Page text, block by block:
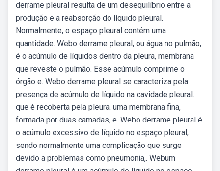
derrame pleural resulta de um desequilíbrio entre a
produção e a reabsorção do líquido pleural.
Normalmente, o espaço pleural contém uma
quantidade. Webo derrame pleural, ou água no pulmão,
é o acúmulo de líquidos dentro da pleura, membrana
que reveste o pulmão. Esse acúmulo comprime o
órgão e. Webo derrame pleural se caracteriza pela
presença de acúmulo de líquido na cavidade pleural,
que é recoberta pela pleura, uma membrana fina,
formada por duas camadas, e. Webo derrame pleural é
o acúmulo excessivo de líquido no espaço pleural,
sendo normalmente uma complicação que surge
devido a problemas como pneumonia,. Webum